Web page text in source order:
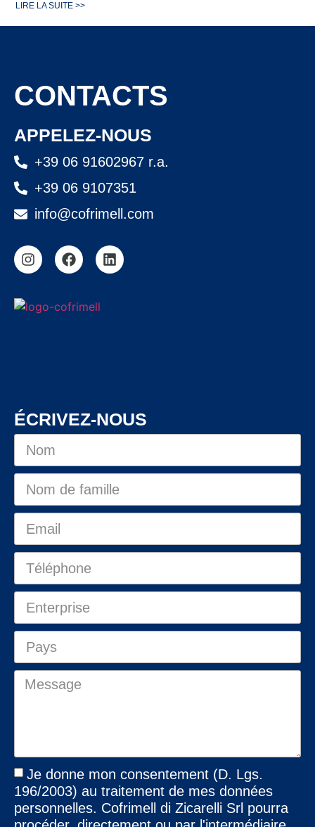
LIRE LA SUITE >>
CONTACTS
APPELEZ-NOUS
+39 06 91602967 r.a.
+39 06 9107351
info@cofrimell.com
ÉCRIVEZ-NOUS
Je donne mon consentement (D. Lgs.
196/2003) au traitement de mes données
personnelles. Cofrimell di Zicarelli Srl pourra